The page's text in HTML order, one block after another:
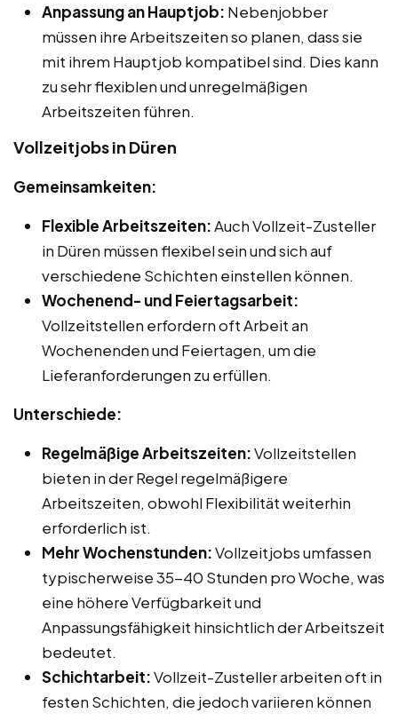
Anpassung an Hauptjob: Nebenjobber
müssen ihre Arbeitszeiten so planen, dass sie
mit ihrem Hauptjob kompatibel sind. Dies kann
zu sehr flexiblen und unregelmäßigen
Arbeitszeiten führen.
Vollzeitjobs in Düren
Gemeinsamkeiten:
Flexible Arbeitszeiten:Auch Vollzeit-Zusteller
in Düren müssen flexibel sein und sich auf
verschiedene Schichten einstellen können.
Wochenend- und Feiertagsarbeit:
Vollzeitstellen erfordern oft Arbeit an
Wochenenden und Feiertagen, um die
Lieferanforderungen zu erfüllen.
Unterschiede:
Regelmäßige Arbeitszeiten:Vollzeitstellen
bieten in der Regel regelmäßigere
Arbeitszeiten, obwohl Flexibilität weiterhin
erforderlich ist.
Mehr Wochenstunden:Vollzeitjobs umfassen
typischerweise 35-40 Stunden pro Woche, was
eine höhere Verfügbarkeit und
Anpassungsfähigkeit hinsichtlich der Arbeitszeit
bedeutet.
Schichtarbeit:Vollzeit-Zusteller arbeiten oft in
festen Schichten, die jedoch variieren können